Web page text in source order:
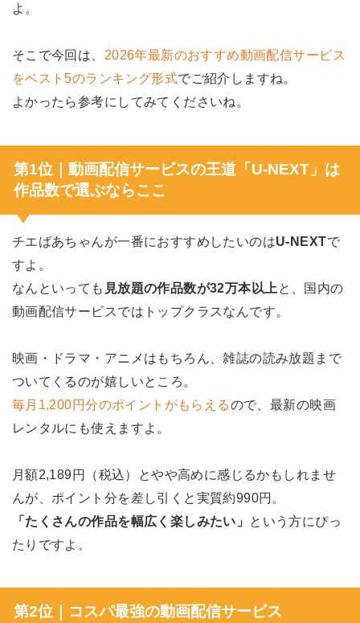
よ。
そこで今回は、 2026年最新のおすすめ動画配信サービス
をベスト5のランキング形式でご紹介しますね。
よかったら参考にしてみてくださいね。
第1位｜動画配信サービスの王道「U-NEXT」は
作品数で選ぶならここ
チエばあちゃんが一番におすすめしたいのはU-NEXTで
すよ。
なんといっても 見放題の作品数が32万本以上 と、国内の
動画配信サービスではトップクラスなんです。
映画・ドラマ・アニメはもちろん、雑誌の読み放題まで
ついてくるのが嬉しいところ。
毎月1,200円分のポイントがもらえるので、最新の映画
レンタルにも使えますよ。
月額2,189円（税込）とやや高めに感じるかもしれませ
んが、ポイント分を差し引くと実質約990円。
「たくさんの作品を幅広く楽しみたい」
という方にぴっ
たりですよ。
第2位｜コスパ最強の動画配信サービス